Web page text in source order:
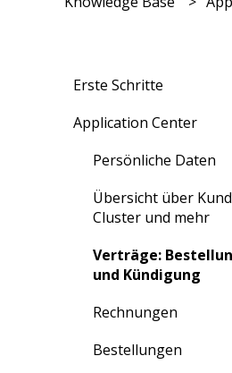
Erste Schritte
Migration zu
Nutzerverwaltung
Zugriff
Neukunden
Application Center
Persönliche Daten
Übersicht über
Cluster und mehr
Verträge:
und Kündigung
Rechnungen
Bestellungen